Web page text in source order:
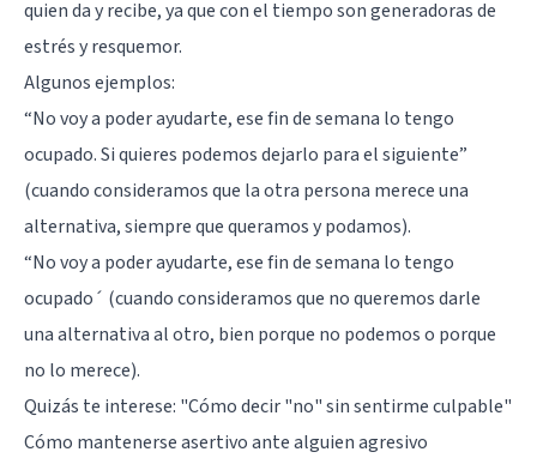
quien da y recibe, ya que con el tiempo son generadoras de
estrés y resquemor.
Algunos ejemplos:
“No voy a poder ayudarte, ese fin de semana lo tengo
ocupado. Si quieres podemos dejarlo para el siguiente”
(cuando consideramos que la otra persona merece una
alternativa, siempre que queramos y podamos).
“No voy a poder ayudarte, ese fin de semana lo tengo
ocupado´ (cuando consideramos que no queremos darle
una alternativa al otro, bien porque no podemos o porque
no lo merece).
Quizás te interese: "Cómo decir "no" sin sentirme culpable"
Cómo mantenerse asertivo ante alguien agresivo